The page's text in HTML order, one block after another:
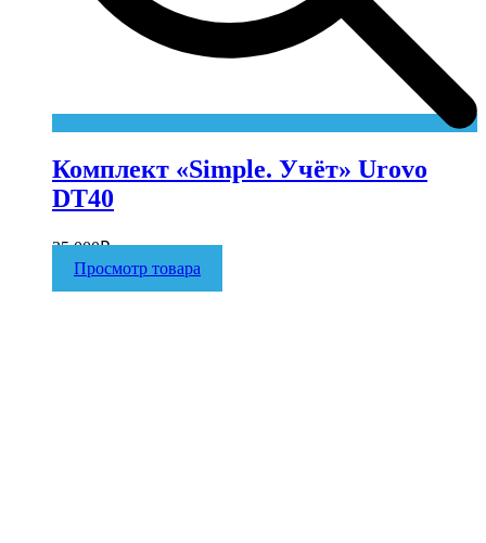
Комплект «Simple. Учёт» Urovo
DT40
35 000₽
Просмотр товара